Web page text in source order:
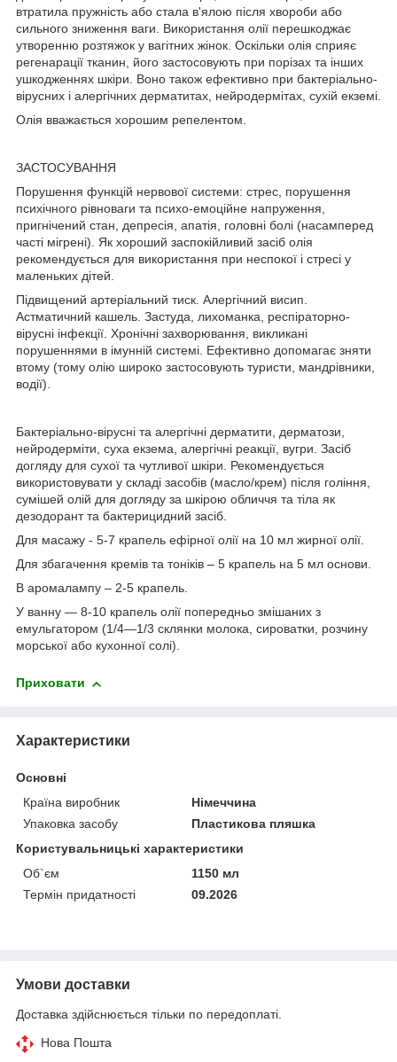
втратила пружність або стала в'ялою після хвороби або
сильного зниження ваги. Використання олії перешкоджає
утворенню розтяжок у вагітних жінок. Оскільки олія сприяє
регенарації тканин, його застосовують при порізах та інших
ушкодженнях шкіри. Воно також ефективно при бактеріально-
вірусних і алергічних дерматитах, нейродермітах, сухій екземі.
Олія вважається хорошим репелентом.
ЗАСТОСУВАННЯ
Порушення функцій нервової системи: стрес, порушення
психічного рівноваги та психо-емоційне напруження,
пригнічений стан, депресія, апатія, головні болі (насамперед
часті мігрені). Як хороший заспокійливий засіб олія
рекомендується для використання при неспокої і стресі у
маленьких дітей.
Підвищений артеріальний тиск. Алергічний висип.
Астматичний кашель. Застуда, лихоманка, респіраторно-
вірусні інфекції. Хронічні захворювання, викликані
порушеннями в імунній системі. Ефективно допомагає зняти
втому (тому олію широко застосовують туристи, мандрівники,
водії).
Бактеріально-вірусні та алергічні дерматити, дерматози,
нейродерміти, суха екзема, алергічні реакції, вугри. Засіб
догляду для сухої та чутливої ​​шкіри. Рекомендується
використовувати у складі засобів (масло/крем) після гоління,
сумішей олій для догляду за шкірою обличчя та тіла як
дезодорант та бактерицидний засіб.
Для масажу - 5-7 крапель ефірної олії на 10 мл жирної олії.
Для збагачення кремів та тоніків – 5 крапель на 5 мл основи.
В аромалампу – 2-5 крапель.
У ванну — 8-10 крапель олії попередньо змішаних з
емульгатором (1/4—1/3 склянки молока, сироватки, розчину
морської або кухонної солі).
Приховати
Характеристики
Основні
Країна виробник
Німеччина
Упаковка засобу
Пластикова пляшка
Користувальницькі характеристики
Об`єм
1150 мл
Термін придатності
09.2026
Умови доставки
Доставка здійснюється тільки по передоплаті.
Нова Пошта